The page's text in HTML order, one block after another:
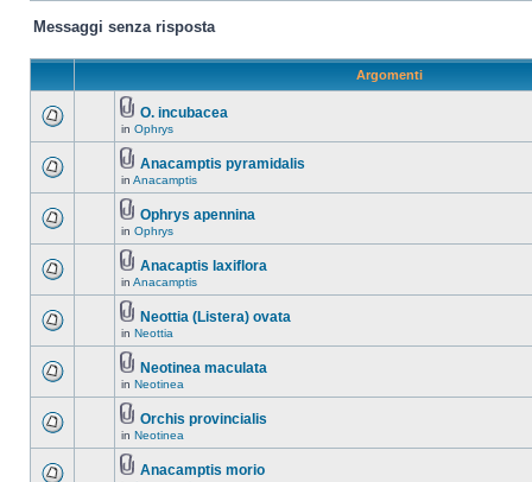
Messaggi senza risposta
Argomenti
O. incubacea
in Ophrys
Anacamptis pyramidalis
in Anacamptis
Ophrys apennina
in Ophrys
Anacaptis laxiflora
in Anacamptis
Neottia (Listera) ovata
in Neottia
Neotinea maculata
in Neotinea
Orchis provincialis
in Neotinea
Anacamptis morio